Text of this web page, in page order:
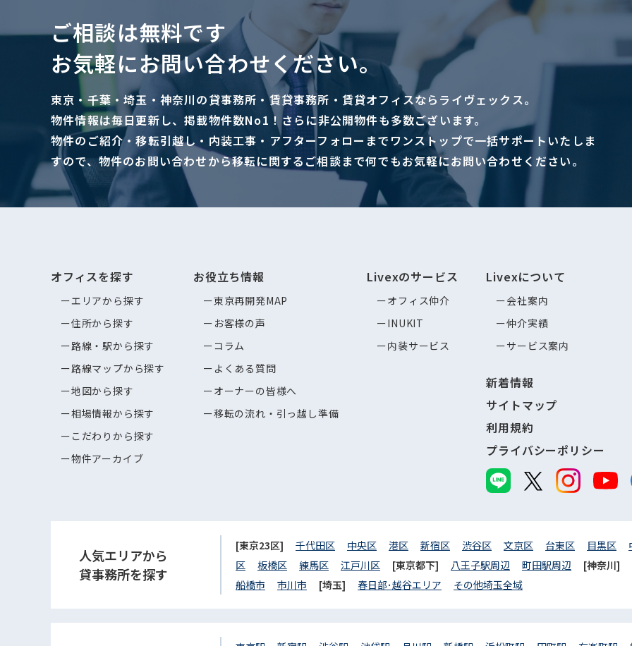
ご相談は無料です
お気軽にお問い合わせください。
東京・千葉・埼玉・神奈川の貸事務所・賃貸事務所・賃貸オフィスならライヴェックス。
物件情報は毎日更新し、掲載物件数No1！さらに非公開物件も多数ございます。
物件のご紹介・移転引越し・内装工事・アフターフォローまでワンストップで一括サポートいたしま
すので、物件のお問い合わせから移転に関するご相談まで何でもお気軽にお問い合わせください。
オフィスを探す
エリアから探す
住所から探す
路線・駅から探す
路線マップから探す
地図から探す
相場情報から探す
こだわりから探す
物件アーカイブ
お役立ち情報
東京再開発MAP
お客様の声
コラム
よくある質問
オーナーの皆様へ
移転の流れ・引っ越し準備
Livexのサービス
オフィス仲介
INUKIT
内装サービス
Livexについて
会社案内
仲介実績
サービス案内
新着情報
サイトマップ
利用規約
プライバシーポリシー
人気エリアから
貸事務所を探す
[東京23区] 千代田区 中央区 港区 新宿区 渋谷区 文京区 台東区 目黒区
区
板橋区 練馬区 江戸川区 [東京都下] 八王子駅周辺 町田駅周辺 [神奈川]
船橋市
市川市 [埼玉] 春日部･越谷エリア その他埼玉全域